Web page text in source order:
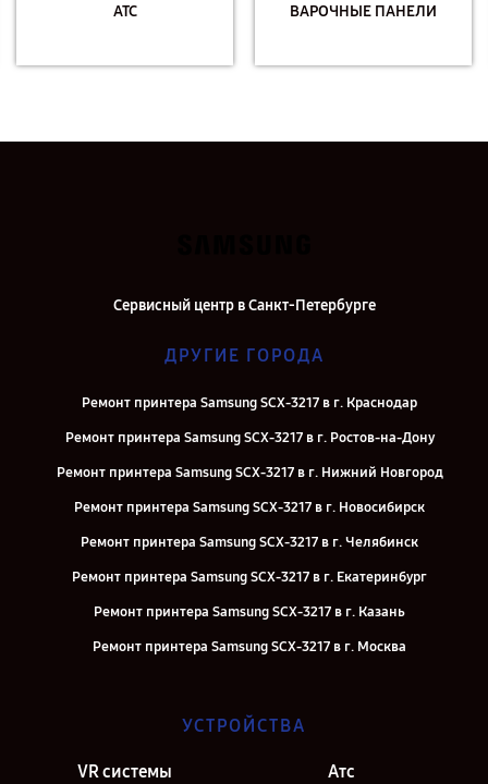
АТС ВАРОЧНЫЕ ПАНЕЛИ
Сервисный центр в Санкт-Петербурге
ДРУГИЕ ГОРОДА
Ремонт принтера Samsung SCX-3217 в г. Краснодар
Ремонт принтера Samsung SCX-3217 в г. Ростов-на-Дону
Ремонт принтера Samsung SCX-3217 в г. Нижний Новгород
Ремонт принтера Samsung SCX-3217 в г. Новосибирск
Ремонт принтера Samsung SCX-3217 в г. Челябинск
Ремонт принтера Samsung SCX-3217 в г. Екатеринбург
Ремонт принтера Samsung SCX-3217 в г. Казань
Ремонт принтера Samsung SCX-3217 в г. Москва
УСТРОЙСТВА
VR системы Атс